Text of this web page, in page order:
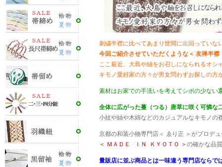
刺繍半襟に比べてあまり世間に出回っていな
今回ご紹介させていただくような＜ 友禅半襟
ここ最近、大島や紬をお召しになられるオシ
キモノ愛好家の方々が男女問わずお探しの方
素材はお家での手洗いを考えてシボの少ない
全体に広がった蔓（つる）唐草に咲く可憐な
小紋や紬や木綿などのカジュアルなキモノの
京都の和装小物専門店＜ ゑり正 ＞がプロデ
＜ ＭＡＤＥ ＩＮ ＫＹＯＴＯ ＞ の確かな品
量販店に並ぶ商品とは一味違う専門店ならで